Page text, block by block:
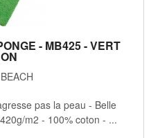
- MB425 - VERT
pas la peau - Belle
m2 - 100% coton - ...